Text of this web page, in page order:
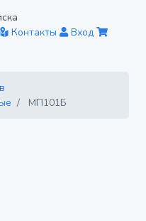
Контакты
Вход
МП101Б